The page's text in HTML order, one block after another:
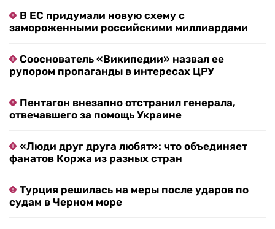
В ЕС придумали новую схему с
замороженными российскими миллиардами
Сооснователь «Википедии» назвал ее
рупором пропаганды в интересах ЦРУ
Пентагон внезапно отстранил генерала,
отвечавшего за помощь Украине
«Люди друг друга любят»: что объединяет
фанатов Коржа из разных стран
Турция решилась на меры после ударов по
судам в Черном море